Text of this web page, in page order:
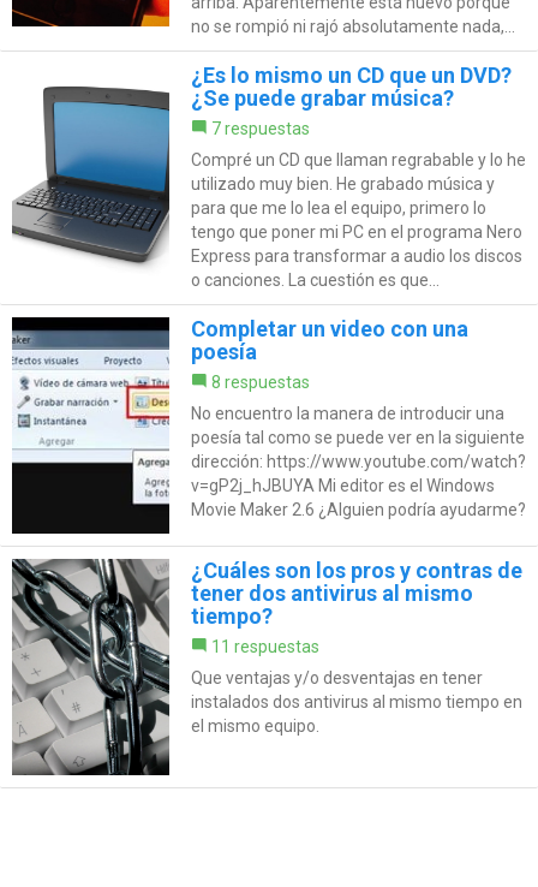
no se rompió ni rajó absolutamente nada,...
¿Es lo mismo un CD que un DVD?
¿Se puede grabar música?
7 respuestas
Compré un CD que llaman regrabable y lo he
utilizado muy bien. He grabado música y
para que me lo lea el equipo, primero lo
tengo que poner mi PC en el programa Nero
Express para transformar a audio los discos
o canciones. La cuestión es que...
Completar un video con una
poesía
8 respuestas
No encuentro la manera de introducir una
poesía tal como se puede ver en la siguiente
dirección: https://www.youtube.com/watch?
v=gP2j_hJBUYA Mi editor es el Windows
Movie Maker 2.6 ¿Alguien podría ayudarme?
¿Cuáles son los pros y contras de
tener dos antivirus al mismo
tiempo?
11 respuestas
Que ventajas y/o desventajas en tener
instalados dos antivirus al mismo tiempo en
el mismo equipo.